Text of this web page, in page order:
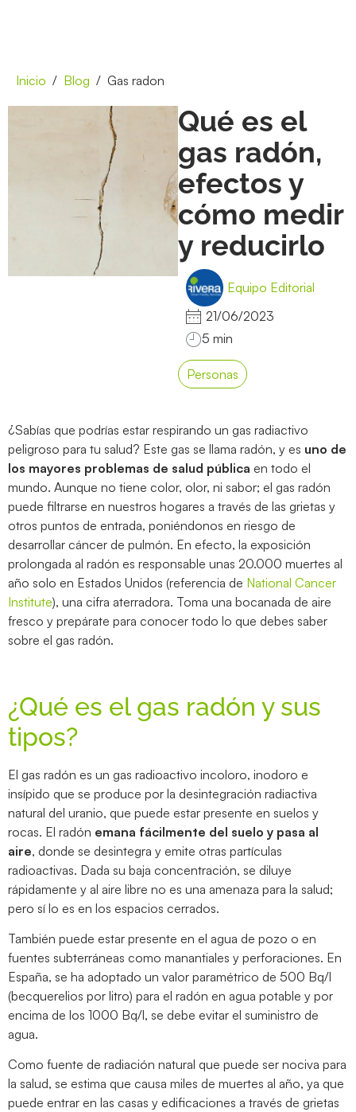
Inicio Blog Gas radon
Qué es el
gas radón,
efectos y
cómo medir
y reducirlo
Equipo Editorial
21/06/2023
Personas
¿Sabías que podrías estar respirando un gas radiactivo
peligroso para tu salud? Este gas se llama radón, y es uno de
los mayores problemas de salud pública en todo el
mundo. Aunque no tiene color, olor, ni sabor; el gas radón
puede filtrarse en nuestros hogares a través de las grietas y
otros puntos de entrada, poniéndonos en riesgo de
desarrollar cáncer de pulmón. En efecto, la exposición
prolongada al radón es responsable unas 20.000 muertes al
año solo en Estados Unidos (referencia de National Cancer
Institute), una cifra aterradora. Toma una bocanada de aire
fresco y prepárate para conocer todo lo que debes saber
sobre el gas radón.
¿Qué es el gas radón y sus
tipos?
El gas radón es un gas radioactivo incoloro, inodoro e
insípido que se produce por la desintegración radiactiva
natural del uranio, que puede estar presente en suelos y
rocas. El radón emana fácilmente del suelo y pasa al
aire, donde se desintegra y emite otras partículas
radioactivas. Dada su baja concentración, se diluye
rápidamente y al aire libre no es una amenaza para la salud;
pero sí lo es en los espacios cerrados.
También puede estar presente en el agua de pozo o en
fuentes subterráneas como manantiales y perforaciones. En
España, se ha adoptado un valor paramétrico de 500 Bq/l
(becquerelios por litro) para el radón en agua potable y por
encima de los 1000 Bq/l, se debe evitar el suministro de
agua.
Como fuente de radiación natural que puede ser nociva para
la salud, se estima que causa miles de muertes al año, ya que
puede entrar en las casas y edificaciones a través de grietas